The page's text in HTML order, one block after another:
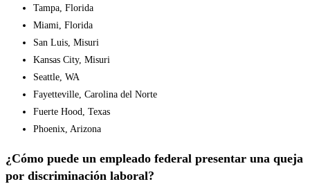
Tampa, Florida
Miami, Florida
San Luis, Misuri
Kansas City, Misuri
Seattle, WA
Fayetteville, Carolina del Norte
Fuerte Hood, Texas
Phoenix, Arizona
¿Cómo puede un empleado federal presentar una queja
por discriminación laboral?